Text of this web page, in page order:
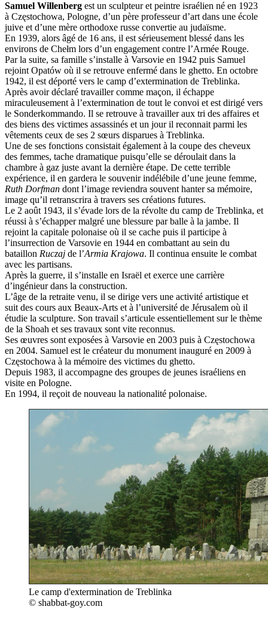
Samuel Willenberg est un sculpteur et peintre israélien né en 1923
à Częstochowa, Pologne, d’un père professeur d’art dans une école
juive et d’une mère orthodoxe russe convertie au judaïsme.
En 1939, alors âgé de 16 ans, il est sérieusement blessé dans les
environs de Chełm lors d’un engagement contre l’Armée Rouge.
Par la suite, sa famille s’installe à Varsovie en 1942 puis Samuel
rejoint Opatów où il se retrouve enfermé dans le ghetto. En octobre
1942, il est déporté vers le camp d’extermination de Treblinka.
Après avoir déclaré travailler comme maçon, il échappe
miraculeusement à l’extermination de tout le convoi et est dirigé vers
le Sonderkommando. Il se retrouve à travailler aux tri des affaires et
des biens des victimes assassinés et un jour il reconnait parmi les
vêtements ceux de ses 2 sœurs disparues à Treblinka.
Une de ses fonctions consistait également à la coupe des cheveux
des femmes, tache dramatique puisqu’elle se déroulait dans la
chambre à gaz juste avant la dernière étape. De cette terrible
expérience, il en gardera le souvenir indélébile d’une jeune femme,
Ruth Dorfman dont l’image reviendra souvent hanter sa mémoire,
image qu’il retranscrira à travers ses créations futures.
Le 2 août 1943, il s’évade lors de la révolte du camp de Treblinka, et
réussi à s’échapper malgré une blessure par balle à la jambe. Il
rejoint la capitale polonaise où il se cache puis il participe à
l’insurrection de Varsovie en 1944 en combattant au sein du
bataillon Ruczaj de l’Armia Krajowa. Il continua ensuite le combat
avec les partisans.
Après la guerre, il s’installe en Israël et exerce une carrière
d’ingénieur dans la construction.
L’âge de la retraite venu, il se dirige vers une activité artistique et
suit des cours aux Beaux-Arts et à l’université de Jérusalem où il
étudie la sculpture. Son travail s’articule essentiellement sur le thème
de la Shoah et ses travaux sont vite reconnus.
Ses œuvres sont exposées à Varsovie en 2003 puis à Częstochowa
en 2004. Samuel est le créateur du monument inauguré en 2009 à
Częstochowa à la mémoire des victimes du ghetto.
Depuis 1983, il accompagne des groupes de jeunes israéliens en
visite en Pologne.
En 1994, il reçoit de nouveau la nationalité polonaise.
Le camp d'extermination de Treblinka
© shabbat-goy.com